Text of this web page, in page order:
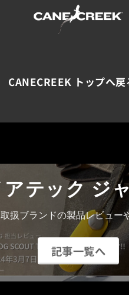
CANECREEK トップへ戻
テック ジ
扱ブランドの製品レビュー
記事一覧へ